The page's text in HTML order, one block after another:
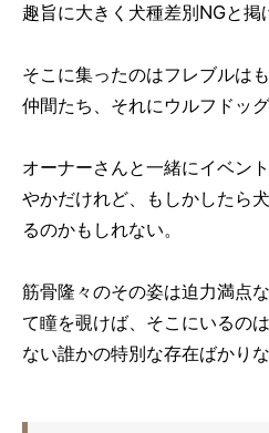
趣旨に大きく犬種差別NGと掲
そこに集ったのはフレブルは
仲間たち、それにウルフドッ
オーナーさんと一緒にイベン
やかだけれど、もしかしたら
るのかもしれない。
筋骨隆々のその姿は迫力満点
て瞳を覗けば、そこにいるの
ない誰かの特別な存在ばかりな